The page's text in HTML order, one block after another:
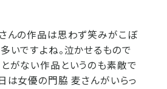
んの作品は思わず笑みがこぼ
いですよね。泣かせるもので
がない作品というのも素敵で
は女優の門脇 麦さんがいらっ